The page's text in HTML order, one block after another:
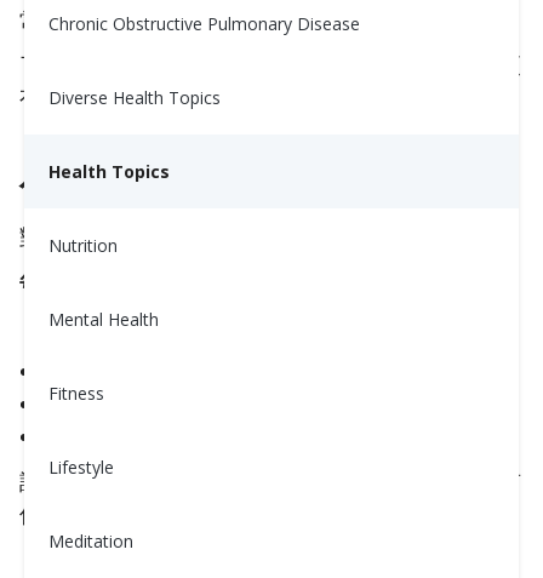
Chronic Obstructive Pulmonary Disease
Diverse Health Topics
Health Topics
Nutrition
Mental Health
Fitness
Lifestyle
Meditation
常不需要擔心。
了解什麼是正常的，可以幫助您對自己的健康感到更
有信心。
什麼是「正常」的心率？
對於大多數成年人來說，正常的靜息心率為：
每分鐘60–100次心跳（bpm）
「靜息」意味著：
您保持冷靜且不活動
許多健康的成年人，尤其是那些活躍的人，可能會有
低於60 bpm的靜息心率。這也是正常的。